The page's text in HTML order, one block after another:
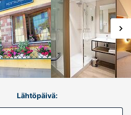
Lähtöpäivä: